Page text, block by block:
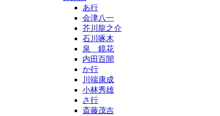
あ行
会津八一
芥川龍之介
石川啄木
泉 鏡花
内田百閒
か行
川端康成
小林秀雄
さ行
斎藤茂吉